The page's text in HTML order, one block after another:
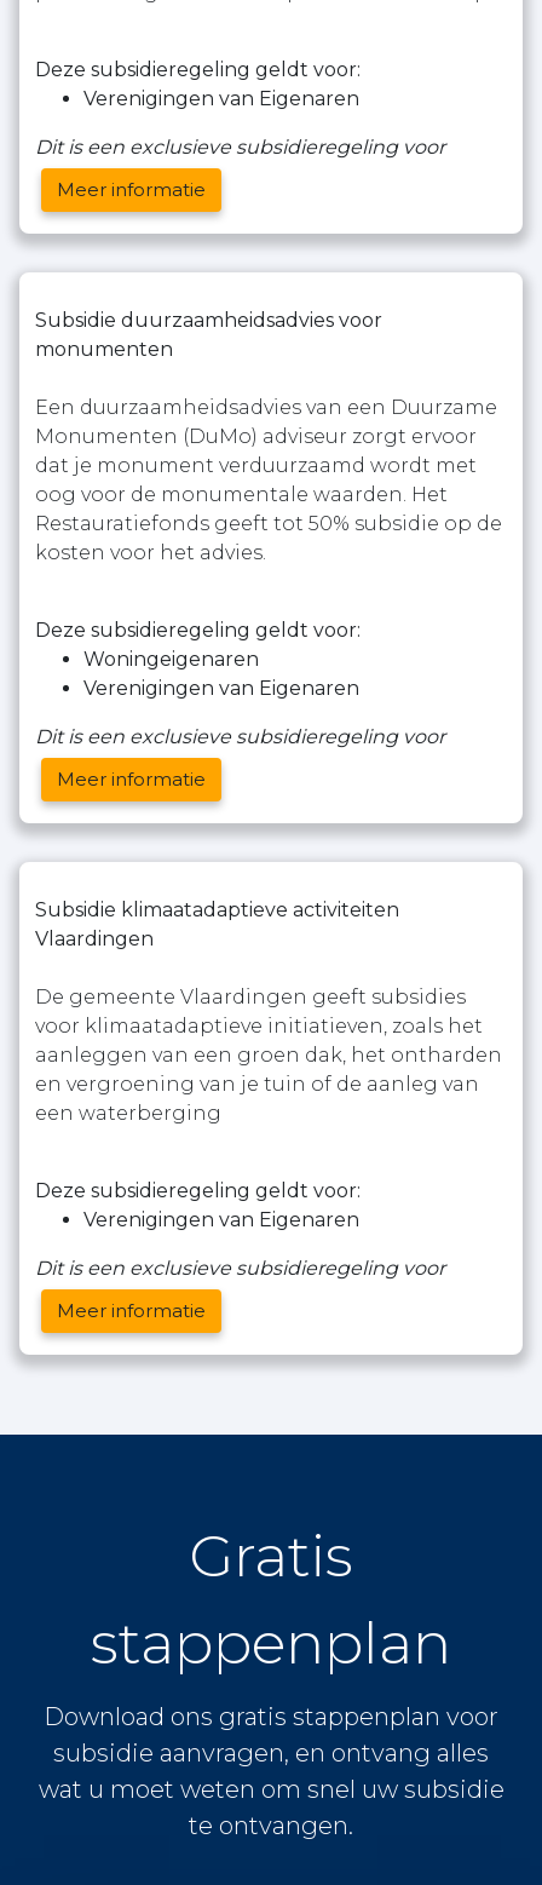
Deze subsidieregeling geldt voor:
Verenigingen van Eigenaren
Dit is een exclusieve subsidieregeling voor
Meer informatie
Subsidie duurzaamheidsadvies voor
monumenten
Een duurzaamheidsadvies van een Duurzame
Monumenten (DuMo) adviseur zorgt ervoor
dat je monument verduurzaamd wordt met
oog voor de monumentale waarden. Het
Restauratiefonds geeft tot 50% subsidie op de
kosten voor het advies.
Deze subsidieregeling geldt voor:
Woningeigenaren
Verenigingen van Eigenaren
Dit is een exclusieve subsidieregeling voor
Meer informatie
Subsidie klimaatadaptieve activiteiten
Vlaardingen
De gemeente Vlaardingen geeft subsidies
voor klimaatadaptieve initiatieven, zoals het
aanleggen van een groen dak, het ontharden
en vergroening van je tuin of de aanleg van
een waterberging
Deze subsidieregeling geldt voor:
Verenigingen van Eigenaren
Dit is een exclusieve subsidieregeling voor
Meer informatie
Gratis
stappenplan
Download ons gratis stappenplan voor
subsidie aanvragen, en ontvang alles
wat u moet weten om snel uw subsidie
te ontvangen.